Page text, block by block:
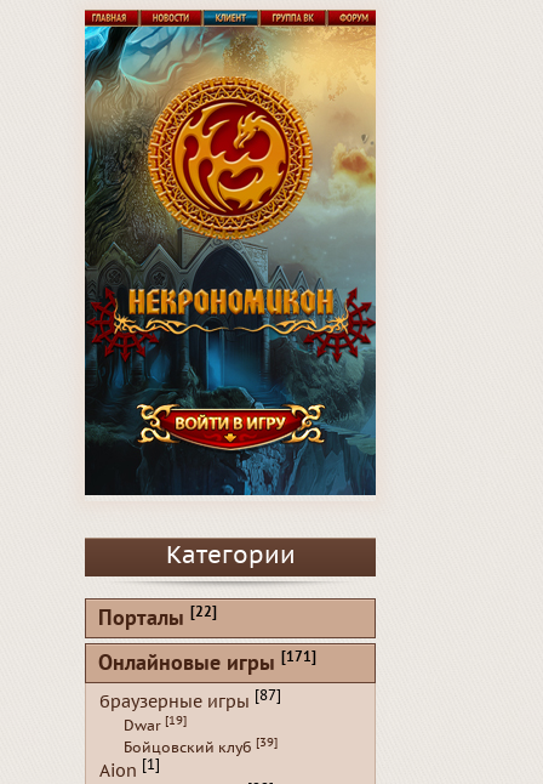
Категории
Порталы [22]
Онлайновые игры [171]
браузерные игры [87]
Dwar [19]
Бойцовский клуб [39]
Aion [1]